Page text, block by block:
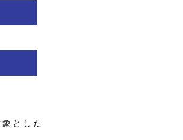
とした